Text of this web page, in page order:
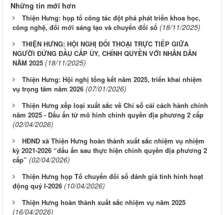
Những tin mới hơn
Thiện Hưng: họp tổ công tác đột phá phát triển khoa học,
công nghệ, đổi mới sáng tạo và chuyển đổi số (18/11/2025)
THIỆN HƯNG: HỘI NGHỊ ĐỐI THOẠI TRỰC TIẾP GIỮA
NGƯỜI ĐỨNG ĐẦU CẤP ỦY, CHÍNH QUYỀN VỚI NHÂN DÂN
NĂM 2025 (18/11/2025)
Thiện Hưng: Hội nghị tổng kết năm 2025, triển khai nhiệm
vụ trọng tâm năm 2026 (07/01/2026)
Thiện Hưng xếp loại xuất sắc về Chỉ số cải cách hành chính
năm 2025 - Dấu ấn từ mô hình chính quyền địa phương 2 cấp
(02/04/2026)
HĐND xã Thiện Hưng hoàn thành xuất sắc nhiệm vụ nhiệm
kỳ 2021-2026 “dấu ấn sau thực hiện chính quyền địa phương 2
cấp” (02/04/2026)
Thiện Hưng họp Tổ chuyển đổi số đánh giá tình hình hoạt
động quý I-2026 (10/04/2026)
Thiện Hưng hoàn thành xuất sắc nhiệm vụ năm 2025
(16/04/2026)